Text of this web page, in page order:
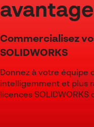
Commercialisez
SOLIDWORKS
Donnez à votre équipe
intelligemment et plus
licences SOLIDWORKS